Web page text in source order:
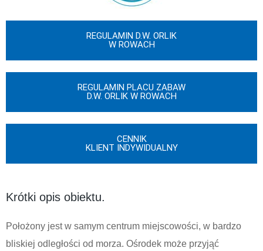
REGULAMIN D.W. ORLIK
W ROWACH
REGULAMIN PLACU ZABAW
D.W. ORLIK W ROWACH
CENNIK
KLIENT INDYWIDUALNY
Krótki opis obiektu.
Położony jest w samym centrum miejscowości, w bardzo
bliskiej odległości od morza. Ośrodek może przyjąć